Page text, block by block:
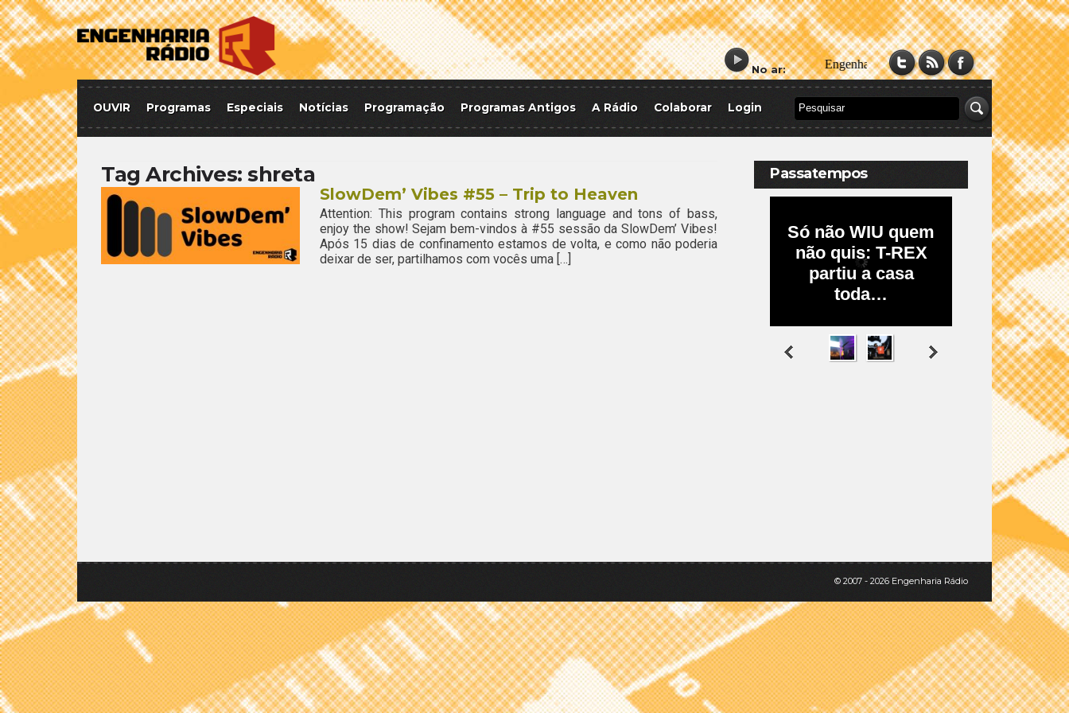
No ar:
OUVIR Programas Especiais Notícias Programação Programas Antigos A Rádio Colaborar Login
Tag Archives: shreta
SlowDem’ Vibes #55 – Trip to Heaven
Attention: This program contains strong language and tons of bass,
enjoy the show! Sejam bem-vindos à #55 sessão da SlowDem’ Vibes!
Após 15 dias de confinamento estamos de volta, e como não poderia
deixar de ser, partilhamos com vocês uma […]
Passatempos
© 2007 - 2026 Engenharia Rádio